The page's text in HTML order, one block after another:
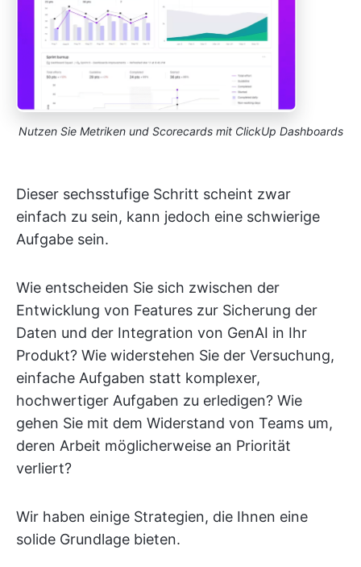
Nutzen Sie Metriken und Scorecards mit ClickUp Dashboards
Dieser sechsstufige Schritt scheint zwar
einfach zu sein, kann jedoch eine schwierige
Aufgabe sein.
Wie entscheiden Sie sich zwischen der
Entwicklung von Features zur Sicherung der
Daten und der Integration von GenAI in Ihr
Produkt? Wie widerstehen Sie der Versuchung,
einfache Aufgaben statt komplexer,
hochwertiger Aufgaben zu erledigen? Wie
gehen Sie mit dem Widerstand von Teams um,
deren Arbeit möglicherweise an Priorität
verliert?
Wir haben einige Strategien, die Ihnen eine
solide Grundlage bieten.